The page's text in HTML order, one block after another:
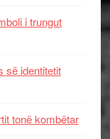
i trungut
së identitetit
tonë kombëtar